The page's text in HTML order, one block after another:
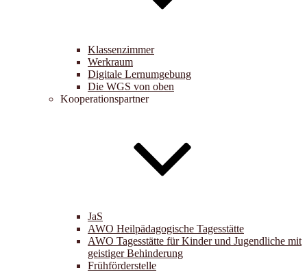
Klassenzimmer
Werkraum
Digitale Lernumgebung
Die WGS von oben
Kooperationspartner
JaS
AWO Heilpädagogische Tagesstätte
AWO Tagesstätte für Kinder und Jugendliche mit
geistiger Behinderung
Frühförderstelle